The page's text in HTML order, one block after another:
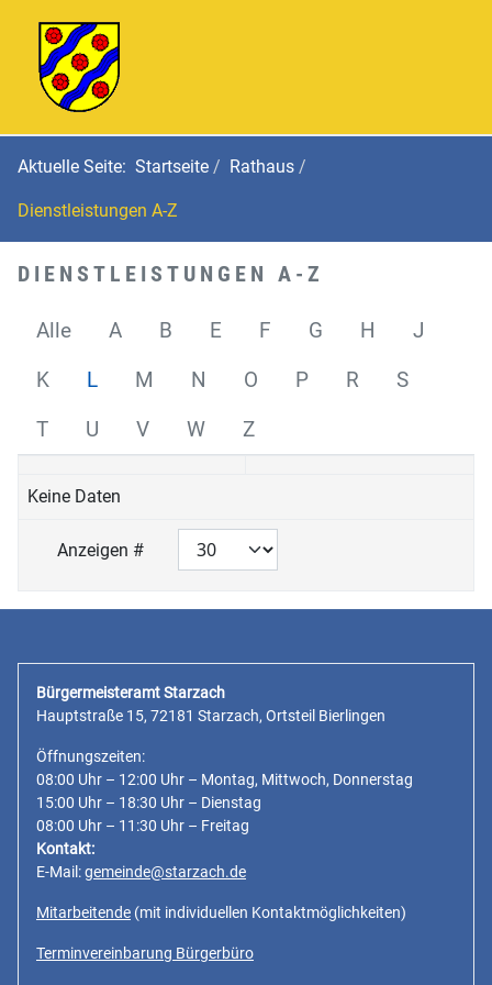
Aktuelle Seite: Startseite Rathaus
Dienstleistungen A-Z
DIENSTLEISTUNGEN A-Z
Alle A B E F G H
J
K
L M N O P R
S
T
U V W Z
Anzeigen #
Keine Daten
Bürgermeisteramt Starzach
Hauptstraße 15, 72181 Starzach, Ortsteil Bierlingen
Öffnungszeiten:
08:00 Uhr – 12:00 Uhr – Montag, Mittwoch, Donnerstag
15:00 Uhr – 18:30 Uhr – Dienstag
08:00 Uhr – 11:30 Uhr – Freitag
Kontakt:
E-Mail:gemeinde@starzach.de
Mitarbeitende (mit individuellen Kontaktmöglichkeiten)
Terminvereinbarung Bürgerbüro